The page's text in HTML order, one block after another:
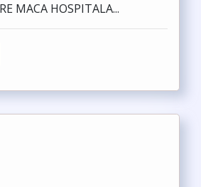
MACA HOSPITALA...